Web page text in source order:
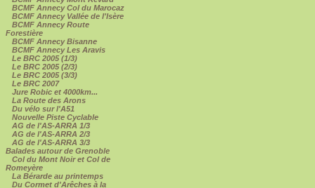
BCMF Annecy Col du Marocaz
BCMF Annecy Vallée de l'Isère
BCMF Annecy Route
Forestière
BCMF Annecy Bisanne
BCMF Annecy Les Aravis
Le BRC 2005 (1/3)
Le BRC 2005 (2/3)
Le BRC 2005 (3/3)
Le BRC 2007
Jure Robic et 4000km...
La Route des Arons
Du vélo sur l'A51
Nouvelle Piste Cyclable
AG de l'AS-ARRA 1/3
AG de l'AS-ARRA 2/3
AG de l'AS-ARRA 3/3
Balades autour de Grenoble
Col du Mont Noir et Col de
Romeyère
La Bérarde au printemps
Du Cormet d'Arêches à la